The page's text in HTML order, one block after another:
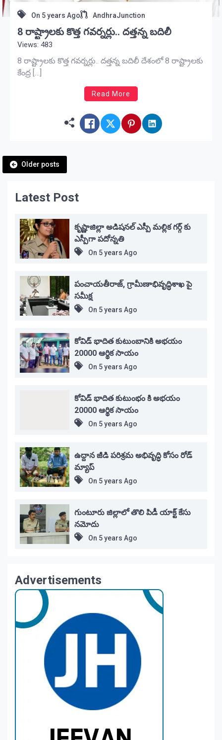
On 5 years Ago AndhraJunction
8 రాష్ట్రాల‌కు కొత్త గ‌వ‌ర్న‌ర్లు.. ద‌త్త‌న్న బ‌దిలీ
Views: 483
8 రాష్ట్రాల‌కు కొత్త గ‌వ‌ర్న‌ర్లు.. ద‌త్త‌న్న బ‌దిలీ దేశంలో 8 రాష్ట్రాలకు
కేంద్ర […]
Read More
Posts
navigation
Older posts
Latest Post
కృష్ణాజిల్లా అడిషనల్ ఎస్పీ మల్లిక గర్గ్ కు
ఎస్పీగా పదోన్నతి
On 5 years Ago
పంచాయతీరాజ్, గ్రామీణాభివృద్ధిశాఖ పై
సమీక్ష
On 5 years Ago
కోవిడ్ భాదిత కుటుంబానికి అభయం
20000 ఆర్థిక సాయం
On 5 years Ago
కోవిడ్ భాదిత కుటుంభం కి అభయం
20000 ఆర్థిక సాయం
On 5 years Ago
ఉద్దాన జీడి పరిశ్రమ అభివృద్ధి కోసం రోడ్
మ్యాప్
On 5 years Ago
గుంటూరు జిల్లాలో తొలి పిడీ యాక్ట్ కేసు
నమోదు
On 5 years Ago
Advertisements